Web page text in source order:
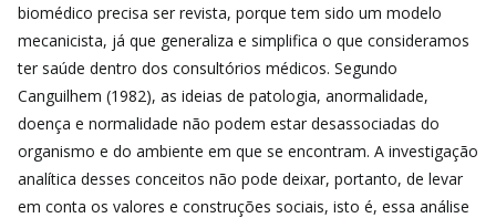
biomédico precisa ser revista, porque tem sido um modelo
mecanicista, já que generaliza e simplifica o que consideramos
ter saúde dentro dos consultórios médicos. Segundo
Canguilhem (1982), as ideias de patologia, anormalidade,
doença e normalidade não podem estar desassociadas do
organismo e do ambiente em que se encontram. A investigação
analítica desses conceitos não pode deixar, portanto, de levar
em conta os valores e construções sociais, isto é, essa análise